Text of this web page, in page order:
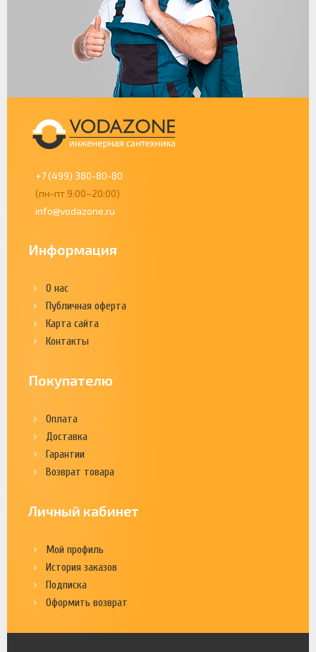
+7 (499) 380-80-80
(пн-пт 9:00–20:00)
info@vodazone.ru
Информация
О нас
Публичная оферта
Карта сайта
Контакты
Покупателю
Оплата
Доставка
Гарантии
Возврат товара
Личный кабинет
Мой профиль
История заказов
Подписка
Оформить возврат